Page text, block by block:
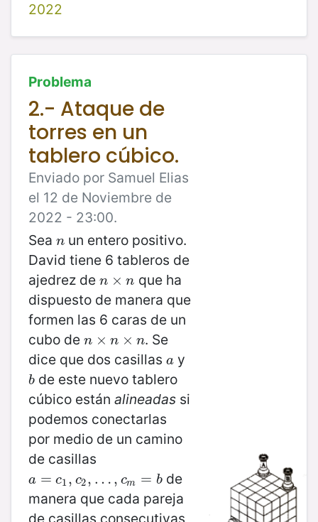
2022
Problema
2.- Ataque de
torres en un
tablero cúbico.
Enviado por Samuel Elias
el 12 de Noviembre de
2022 - 23:00.
Sea n
n un entero positivo.
David tiene 6 tableros de
ajedrez de n × n
n×n
que ha
dispuesto de manera que
formen las 6 caras de un
cubo de n × n × n
n×n ×n
. Se
dice que dos casillas a
a y
b
b de este nuevo tablero
cúbico están alineadas si
podemos conectarlas
por medio de un camino
de casillas
a = c1, c2, … , cm = b
a =c 1,c2,… , c m =b
de
manera que cada pareja
de casillas consecutivas